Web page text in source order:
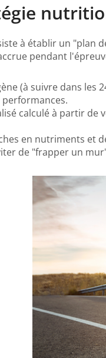
à établir un "plan
pendant
(à suivre dans
calculé à partir
en nutriments et
de "frapper un